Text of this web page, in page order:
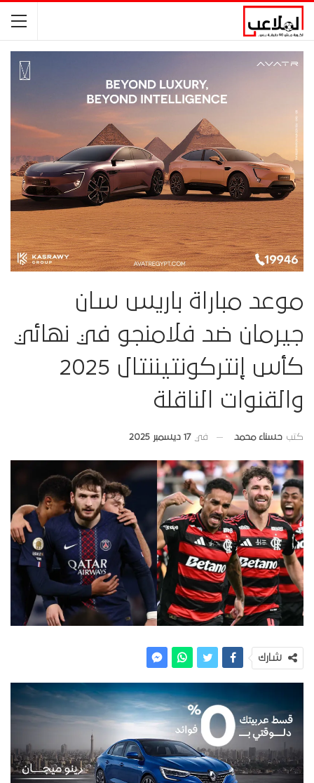
موعد مباراة باريس سان
جيرمان ضد فلامنجو في نهائي
كأس إنتركونتيننتال 2025
والقنوات الناقلة
كتب حسناء محمد في 17 ديسمبر 2025
شارك